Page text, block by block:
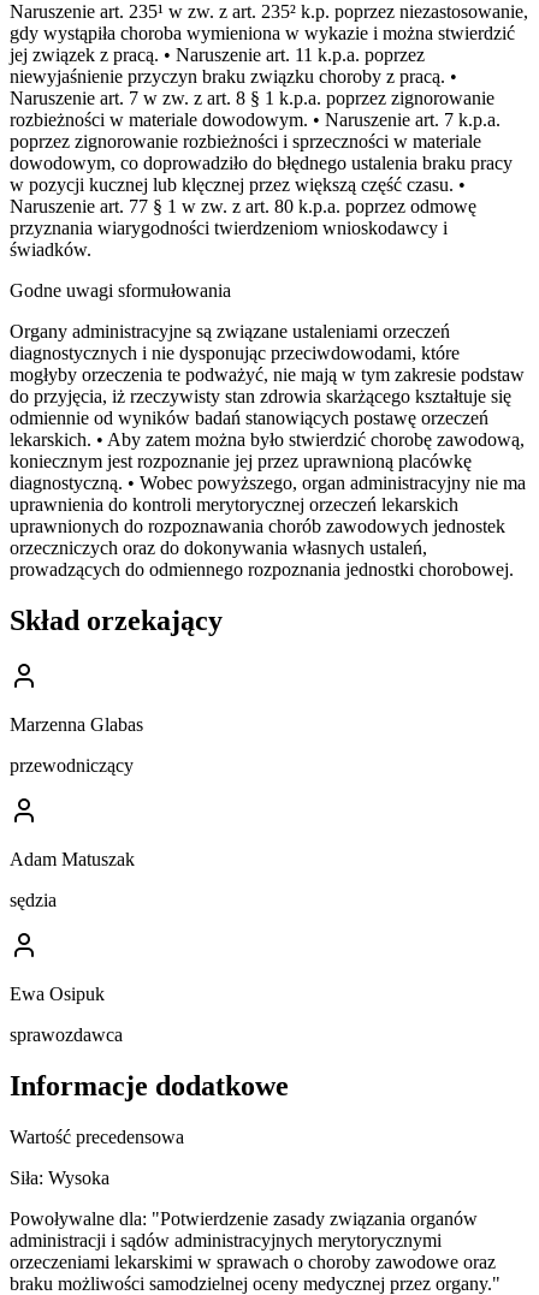
Naruszenie art. 235¹ w zw. z art. 235² k.p. poprzez niezastosowanie,
gdy wystąpiła choroba wymieniona w wykazie i można stwierdzić
jej związek z pracą. • Naruszenie art. 11 k.p.a. poprzez
niewyjaśnienie przyczyn braku związku choroby z pracą. •
Naruszenie art. 7 w zw. z art. 8 § 1 k.p.a. poprzez zignorowanie
rozbieżności w materiale dowodowym. • Naruszenie art. 7 k.p.a.
poprzez zignorowanie rozbieżności i sprzeczności w materiale
dowodowym, co doprowadziło do błędnego ustalenia braku pracy
w pozycji kucznej lub klęcznej przez większą część czasu. •
Naruszenie art. 77 § 1 w zw. z art. 80 k.p.a. poprzez odmowę
przyznania wiarygodności twierdzeniom wnioskodawcy i
świadków.
Godne uwagi sformułowania
Organy administracyjne są związane ustaleniami orzeczeń
diagnostycznych i nie dysponując przeciwdowodami, które
mogłyby orzeczenia te podważyć, nie mają w tym zakresie podstaw
do przyjęcia, iż rzeczywisty stan zdrowia skarżącego kształtuje się
odmiennie od wyników badań stanowiących postawę orzeczeń
lekarskich. • Aby zatem można było stwierdzić chorobę zawodową,
koniecznym jest rozpoznanie jej przez uprawnioną placówkę
diagnostyczną. • Wobec powyższego, organ administracyjny nie ma
uprawnienia do kontroli merytorycznej orzeczeń lekarskich
uprawnionych do rozpoznawania chorób zawodowych jednostek
orzeczniczych oraz do dokonywania własnych ustaleń,
prowadzących do odmiennego rozpoznania jednostki chorobowej.
Skład orzekający
Marzenna Glabas
przewodniczący
Adam Matuszak
sędzia
Ewa Osipuk
sprawozdawca
Informacje dodatkowe
Wartość precedensowa
Siła: Wysoka
Powoływalne dla: "Potwierdzenie zasady związania organów
administracji i sądów administracyjnych merytorycznymi
orzeczeniami lekarskimi w sprawach o choroby zawodowe oraz
braku możliwości samodzielnej oceny medycznej przez organy."